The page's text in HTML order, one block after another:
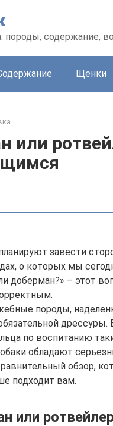
породы, содержание,
Щенки
или
завести
о которых мы
доберман?» – этот
породы,
по воспитанию
обладают
обзор,
подходит вам.
или